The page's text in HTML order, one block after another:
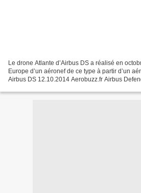
Le drone Atlante d’Airbus DS a réalisé en
Europe d’un aéronef de ce type à partir d’un
Airbus DS 12.10.2014 Aerobuzz.fr Airbus